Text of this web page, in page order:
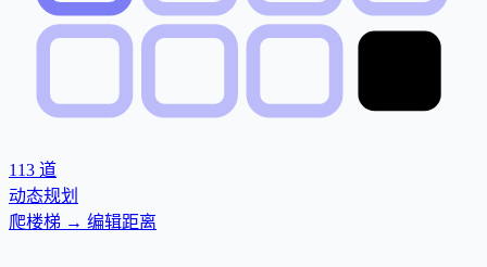
113 道
动态规划
爬楼梯 → 编辑距离